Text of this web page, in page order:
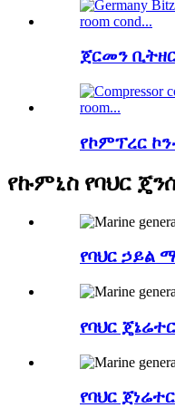
ጀርመን
የኮምፕረር
የኩምኒስ የባህር
የባህር ኃይል
የባህር
የባህር